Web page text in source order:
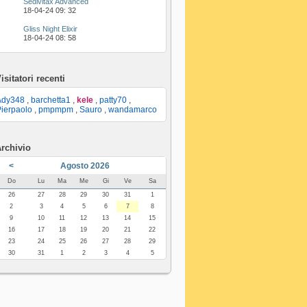
18-04-24 09: 32
Gliss Night Elixir
18-04-24 08: 58
recenti
, barchetta1 , kele , patty70 ,
, pmpmpm , Sauro , wandamarco
< Agosto 2026
Do Lu Ma Me Gi Ve
Sa
26
27 28 29 30 31
1
2
3 4 5 6 7
8
9
10 11 12 13 14
15
16
17 18 19 20 21
22
23
24 25 26 27 28
29
30
31 1 2 3 4 5